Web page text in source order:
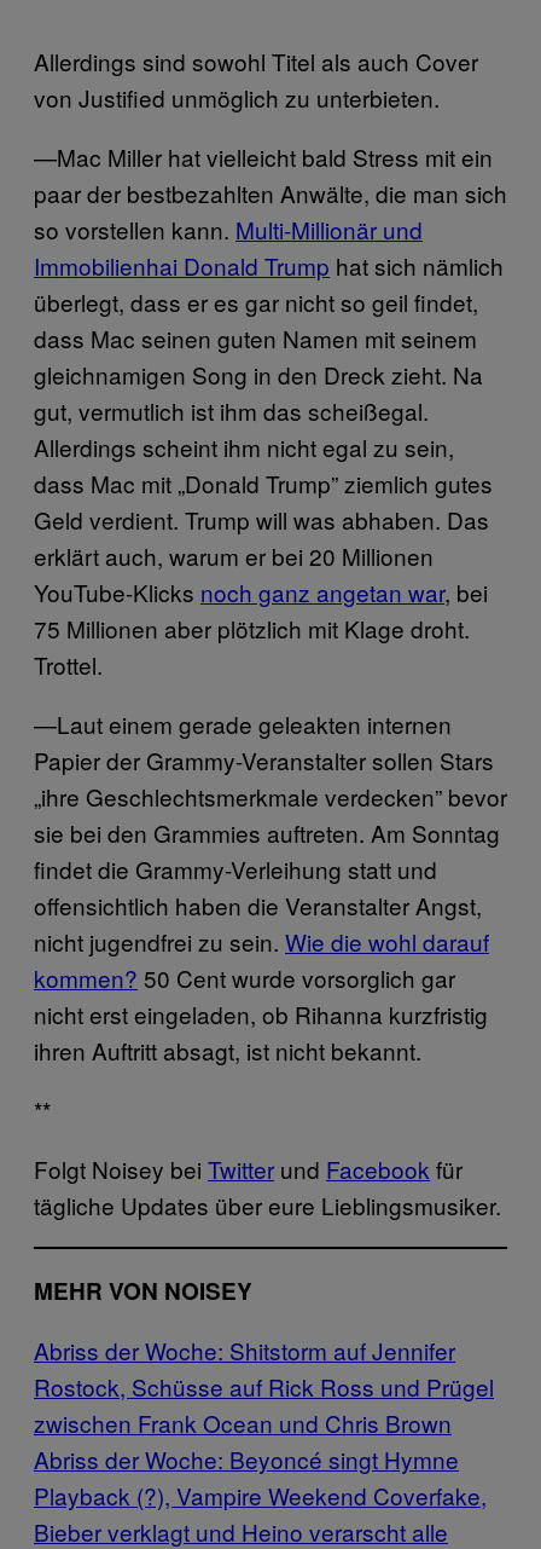
Allerdings sind sowohl Titel als auch Cover
von Justified unmöglich zu unterbieten.
—Mac Miller hat vielleicht bald Stress mit ein
paar der bestbezahlten Anwälte, die man sich
so vorstellen kann. Multi-Millionär und
Immobilienhai Donald Trump hat sich nämlich
überlegt, dass er es gar nicht so geil findet,
dass Mac seinen guten Namen mit seinem
gleichnamigen Song in den Dreck zieht. Na
gut, vermutlich ist ihm das scheißegal.
Allerdings scheint ihm nicht egal zu sein,
dass Mac mit „Donald Trump” ziemlich gutes
Geld verdient. Trump will was abhaben. Das
erklärt auch, warum er bei 20 Millionen
YouTube-Klicks noch ganz angetan war, bei
75 Millionen aber plötzlich mit Klage droht.
Trottel.
—Laut einem gerade geleakten internen
Papier der Grammy-Veranstalter sollen Stars
„ihre Geschlechtsmerkmale verdecken” bevor
sie bei den Grammies auftreten. Am Sonntag
findet die Grammy-Verleihung statt und
offensichtlich haben die Veranstalter Angst,
nicht jugendfrei zu sein. Wie die wohl darauf
kommen? 50 Cent wurde vorsorglich gar
nicht erst eingeladen, ob Rihanna kurzfristig
ihren Auftritt absagt, ist nicht bekannt.
**
Folgt Noisey bei Twitter und Facebook für
tägliche Updates über eure Lieblingsmusiker.
MEHR VON NOISEY
Abriss der Woche: Shitstorm auf Jennifer
Rostock, Schüsse auf Rick Ross und Prügel
zwischen Frank Ocean und Chris Brown
Abriss der Woche: Beyoncé singt Hymne
Playback (?), Vampire Weekend Coverfake,
Bieber verklagt und Heino verarscht alle